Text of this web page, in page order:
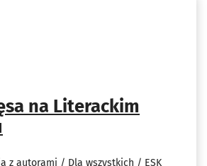
na Literackim
z autorami / Dla wszystkich / ESK